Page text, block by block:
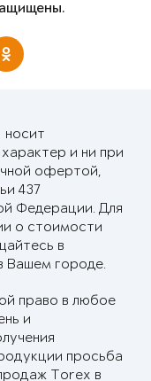
и ни при
офертой,
437
Федерации. Для
о стоимости
в
Вашем городе.
право в любое
и
просьба
Torex в